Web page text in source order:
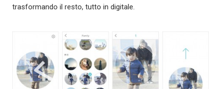
trasformando il resto, tutto in digitale.